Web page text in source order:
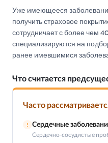
Уже имеющееся
получить страховое
сотрудничает с более чем
специализируются на
ранее имевшимися
Что считается
Часто
! Сердечные
Сердечно-сосудистые